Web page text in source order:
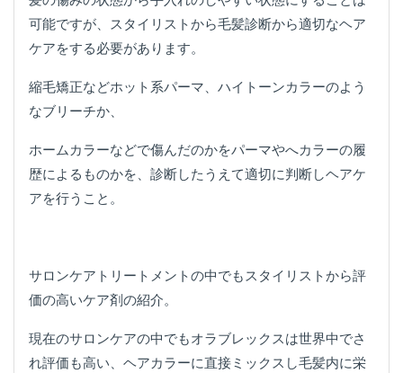
可能ですが、スタイリストから毛髪診断から適切なヘア
ケアをする必要があります。
縮毛矯正などホット系パーマ、ハイトーンカラーのよう
なブリーチか、
ホームカラーなどで傷んだのかをパーマやへカラーの履
歴によるものかを、診断したうえて適切に判断しヘアケ
アを行うこと。
サロンケアトリートメントの中でもスタイリストから評
価の高いケア剤の紹介。
現在のサロンケアの中でもオラブレックスは世界中でさ
れ評価も高い、ヘアカラーに直接ミックスし毛髪内に栄